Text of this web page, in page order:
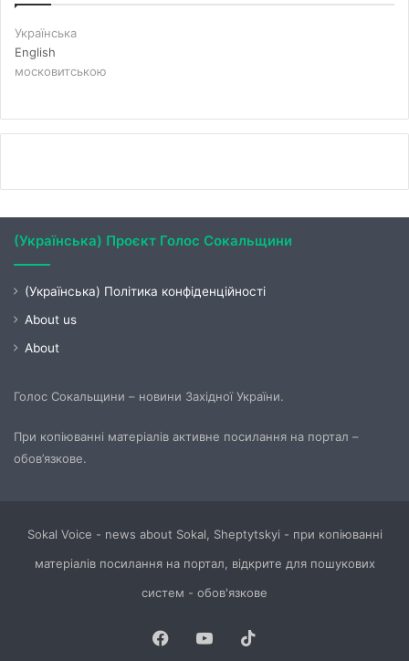
Українська
English
московитською
(Українська) Проєкт Голос Сокальщини
(Українська) Політика конфіденційності
About us
About
Голос Сокальщини – новини Західної України.
При копіюванні матеріалів активне посилання на портал –
обов’язкове.
Sokal Voice - news about Sokal, Sheptytskyi - при копіюванні
матеріалів посилання на портал, відкрите для пошукових
систем - обов'язкове
Facebook
YouTube